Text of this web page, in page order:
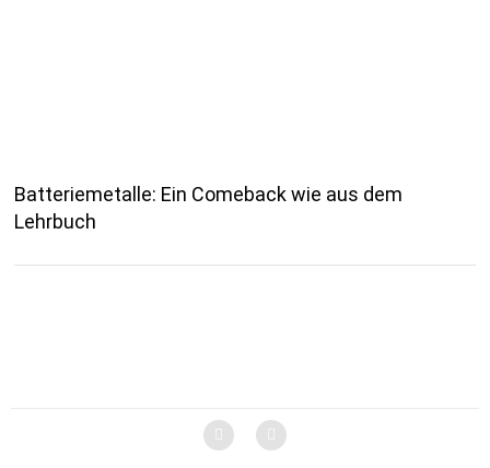
Batteriemetalle: Ein Comeback wie aus dem
Lehrbuch